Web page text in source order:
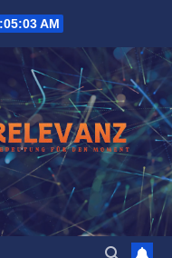
AM